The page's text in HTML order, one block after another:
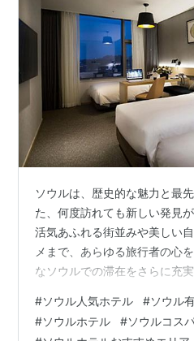
ソウルは、歴史的な魅力と最
た、何度訪れても新しい発見
活気あふれる街並みや美しい
メまで、あらゆる旅行者の心
なソウルでの滞在をさらに充
や周辺の観光スポットも合わ
なたのソウル旅行計画にぜひ
#ソウル人気ホテル #ソウル
#ソウルホテル #ソウルコス